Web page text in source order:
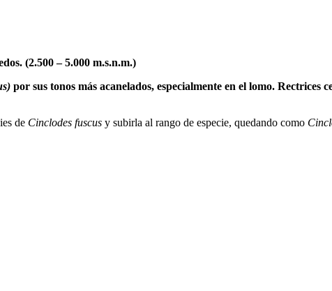
(2.500 – 5.000 m.s.n.m.)
por sus tonos más acanelados, especialmente en el lomo.
de Cinclodes fuscus y subirla al rango de especie, quedando como